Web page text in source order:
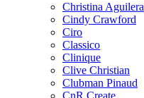
Christina Aguilera
Cindy Crawford
Ciro
Classico
Clinique
Clive Christian
Clubman Pinaud
CnR Create